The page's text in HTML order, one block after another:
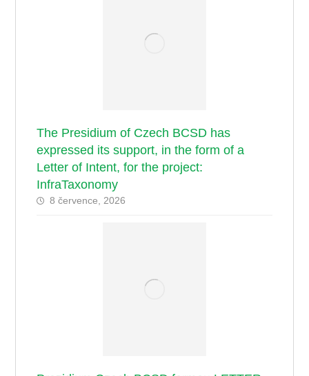
The Presidium of Czech BCSD has
expressed its support, in the form of a
Letter of Intent, for the project:
InfraTaxonomy
8 července, 2026